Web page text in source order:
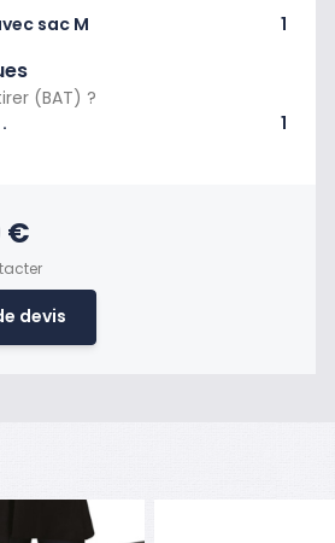
sac M
1
(BAT) ?
1
du produit
€
devis